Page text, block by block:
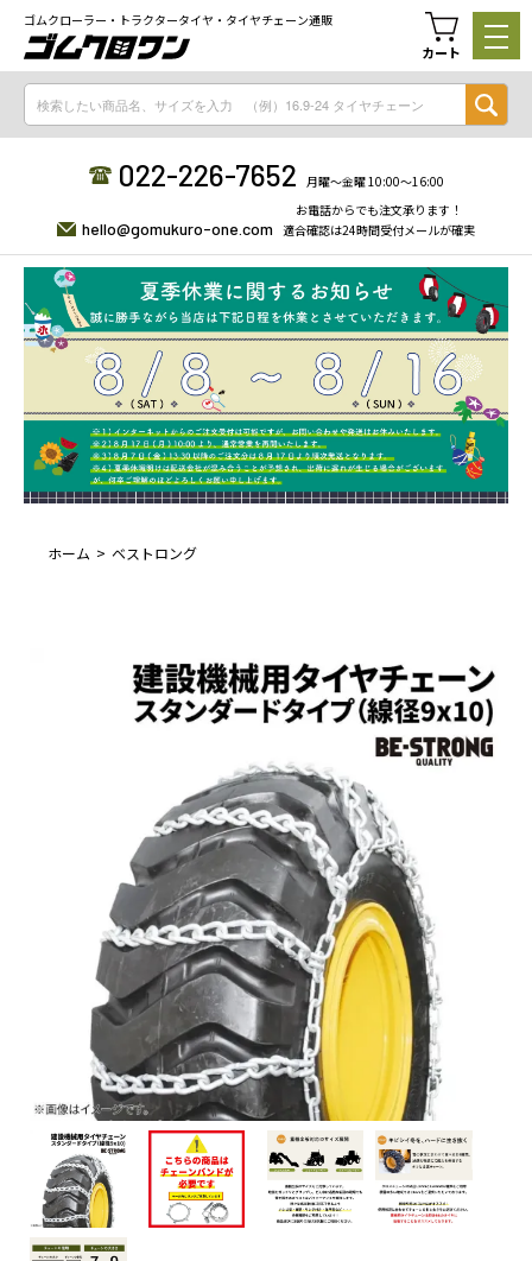
ゴムクローラー・トラクタータイヤ・タイヤチェーン通販
カート
022-226-7652 月曜〜金曜 10:00〜16:00
hello@gomukuro-one.com
お電話からでも注文承ります！
適合確認は24時間受付メールが確実
ホーム ベストロング